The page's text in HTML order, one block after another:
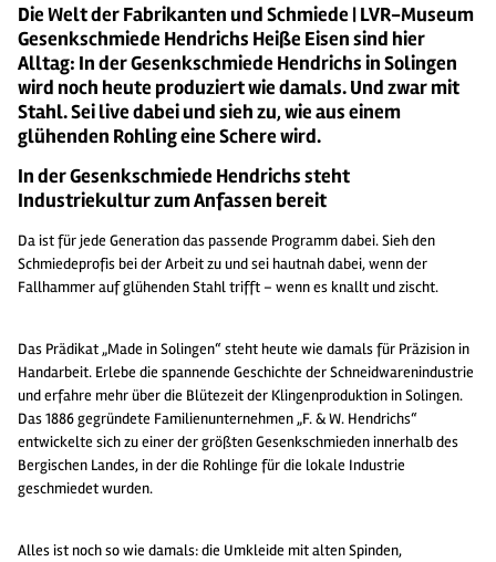
Die Welt der Fabrikanten und Schmiede | LVR-Museum
Gesenkschmiede Hendrichs Heiße Eisen sind hier
Alltag: In der Gesenkschmiede Hendrichs in Solingen
wird noch heute produziert wie damals. Und zwar mit
Stahl. Sei live dabei und sieh zu, wie aus einem
glühenden Rohling eine Schere wird.
In der Gesenkschmiede Hendrichs steht
Industriekultur zum Anfassen bereit
Da ist für jede Generation das passende Programm dabei. Sieh den
Schmiedeprofis bei der Arbeit zu und sei hautnah dabei, wenn der
Fallhammer auf glühenden Stahl trifft – wenn es knallt und zischt.
Das Prädikat „Made in Solingen“ steht heute wie damals für Präzision in
Handarbeit. Erlebe die spannende Geschichte der Schneidwarenindustrie
und erfahre mehr über die Blütezeit der Klingenproduktion in Solingen.
Das 1886 gegründete Familienunternehmen „F. & W. Hendrichs“
entwickelte sich zu einer der größten Gesenkschmieden innerhalb des
Bergischen Landes, in der die Rohlinge für die lokale Industrie
geschmiedet wurden.
Alles ist noch so wie damals: die Umkleide mit alten Spinden,